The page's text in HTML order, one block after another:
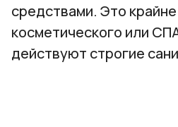
средствами. Это
косметического или
действуют строгие